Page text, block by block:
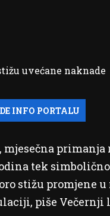
mjesečna
tek
stižu promjene
piše Večernji